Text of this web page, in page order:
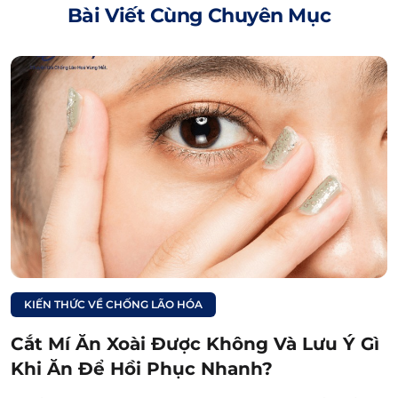
để bảo vệ vết thương tối ưu, hạn chế vi
Rút ngắn thời gian phục hồi vết cắt:
Trong
sữa có thêm Protein hoàn chỉnh (như đạm
Whey, đạm Casein) giúp kích thích sản sinh
Collagen tự nhiên, đẩy nhanh quá trình tái
tạo da mới.
Giúp vùng da ở mí mắt căng mịn hơn:
Nhờ
chứa hàm lượng cao vitamin nhóm B
(vitamin B1, B6…) và axit lactic, sữa còn hỗ
trợ nếp mí vào dáng nhanh chóng, da mí
căng mịn hơn sau khi lành thương.
Xem thêm:
Cắt mí có được uống
Bài Viết Cùng Chuyên Mục
KIẾN THỨC VỀ CHỐNG LÃO HÓA
Cắt Mí Ăn Xoài Được Không Và Lưu Ý Gì
Khi Ăn Để Hồi Phục Nhanh?